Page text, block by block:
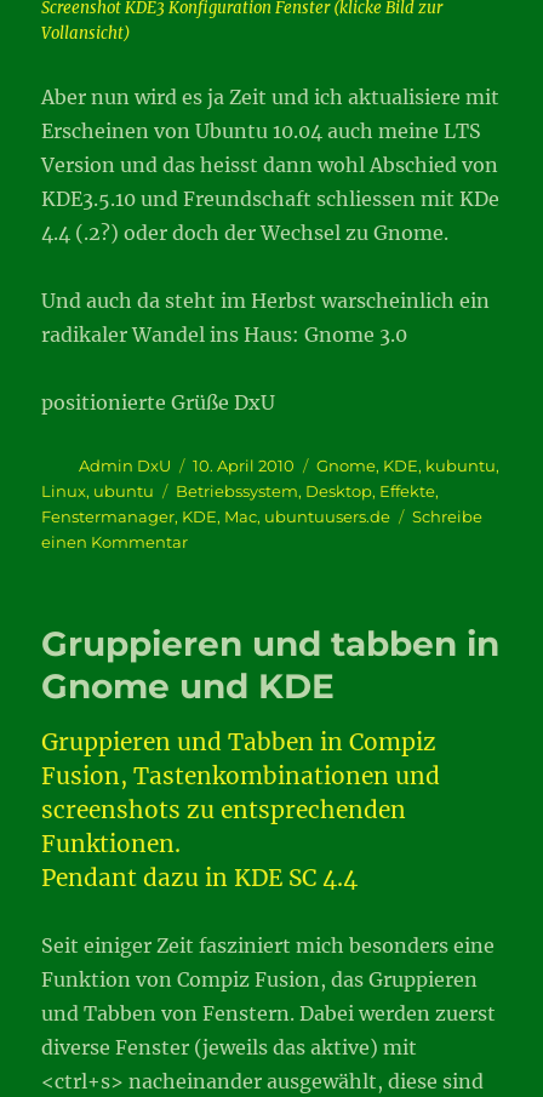
Screenshot KDE3 Konfiguration Fenster (klicke Bild zur
Vollansicht)
Aber nun wird es ja Zeit und ich aktualisiere mit
Erscheinen von Ubuntu 10.04 auch meine LTS
Version und das heisst dann wohl Abschied von
KDE3.5.10 und Freundschaft schliessen mit KDe
4.4 (.2?) oder doch der Wechsel zu Gnome.
Und auch da steht im Herbst warscheinlich ein
radikaler Wandel ins Haus: Gnome 3.0
positionierte Grüße DxU
Autor
Admin DxU
Veröffentlicht
am
10. April 2010 Kategorien
Gnome, KDE, kubuntu,
Linux, ubuntu Schlagwörter
Betriebssystem, Desktop, Effekte,
Fenstermanager, KDE, Mac, ubuntuusers.de
Schreibe
einen Kommentarzu
falschen
Gruppieren und tabben in
Gnome und KDE
Gruppieren und Tabben in Compiz
Fusion, Tastenkombinationen und
screenshots zu entsprechenden
Funktionen.
Pendant dazu in KDE SC 4.4
Seit einiger Zeit fasziniert mich besonders eine
Funktion von Compiz Fusion, das Gruppieren
und Tabben von Fenstern. Dabei werden zuerst
diverse Fenster (jeweils das aktive) mit
<ctrl+s> nacheinander ausgewählt, diese sind